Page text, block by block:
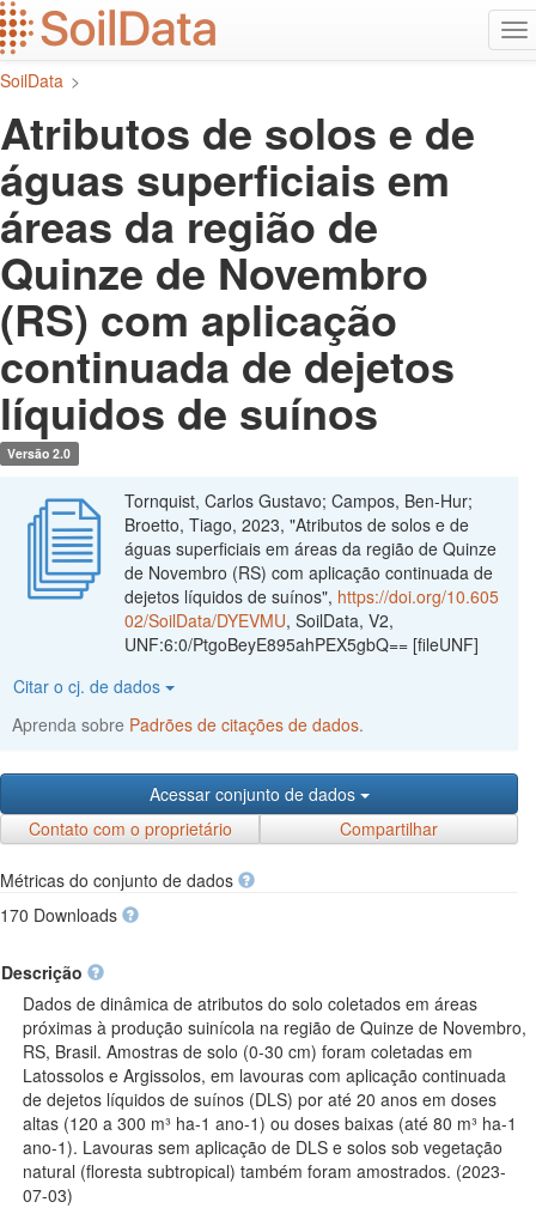
Ir
para
o
conteúdo
SoilData >
Atributos de solos e de
águas superficiais em
áreas da região de
Quinze de Novembro
(RS) com aplicação
continuada de dejetos
líquidos de suínos
Versão 2.0
Tornquist, Carlos Gustavo; Campos, Ben-Hur;
Broetto, Tiago, 2023, "Atributos de solos e de
águas superficiais em áreas da região de Quinze
de Novembro (RS) com aplicação continuada de
dejetos líquidos de suínos", https://doi.org/10.605
02/SoilData/DYEVMU, SoilData, V2,
UNF:6:0/PtgoBeyE895ahPEX5gbQ== [fileUNF]
Citar o cj. de dados
Aprenda sobre Padrões de citações de dados.
Acessar conjunto de dados
Contato com o proprietário
Compartilhar
Métricas do conjunto de dados
170 Downloads
Descrição
Dados de dinâmica de atributos do solo coletados em áreas
próximas à produção suinícola na região de Quinze de Novembro,
RS, Brasil. Amostras de solo (0-30 cm) foram coletadas em
Latossolos e Argissolos, em lavouras com aplicação continuada
de dejetos líquidos de suínos (DLS) por até 20 anos em doses
altas (120 a 300 m³ ha-1 ano-1) ou doses baixas (até 80 m³ ha-1
ano-1). Lavouras sem aplicação de DLS e solos sob vegetação
natural (floresta subtropical) também foram amostrados. (2023-
07-03)